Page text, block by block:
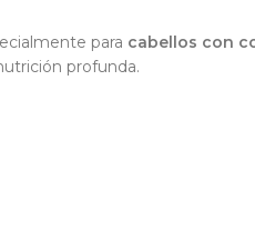
para cabellos con
profunda.